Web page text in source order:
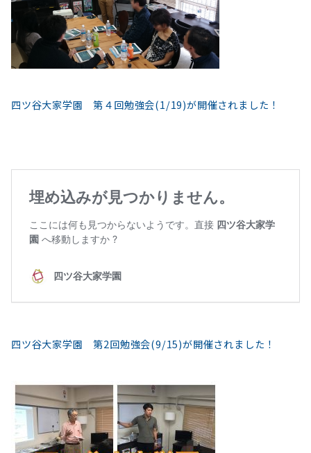
四ツ谷大家学園 第４回勉強会(1/19)が開催されました！
四ツ谷大家学園 第2回勉強会(9/15)が開催されました！